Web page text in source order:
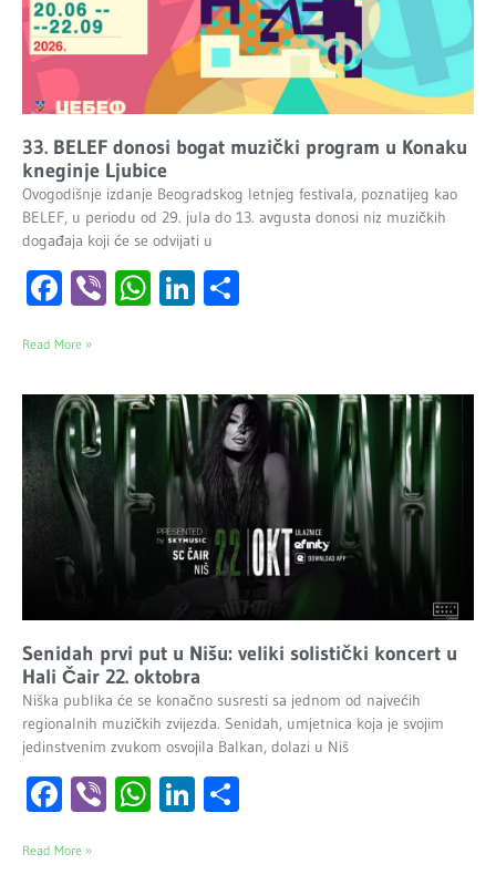
33. BELEF donosi bogat muzički program u Konaku
kneginje Ljubice
Ovogodišnje izdanje Beogradskog letnjeg festivala, poznatijeg kao
BELEF, u periodu od 29. jula do 13. avgusta donosi niz muzičkih
događaja koji će se odvijati u
Facebook
ViberWhatsApp
LinkedIn
Read More »
Senidah prvi put u Nišu: veliki solistički koncert u
Hali Čair 22. oktobra
Niška publika će se konačno susresti sa jednom od najvećih
regionalnih muzičkih zvijezda. Senidah, umjetnica koja je svojim
jedinstvenim zvukom osvojila Balkan, dolazi u Niš
Facebook
ViberWhatsApp
LinkedIn
Read More »